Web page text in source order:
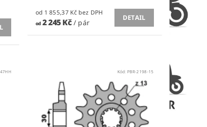
od 1 855,37 Kč bez DPH
od2 245 Kč / pár
DETAIL
Kód:PBR-2198-15